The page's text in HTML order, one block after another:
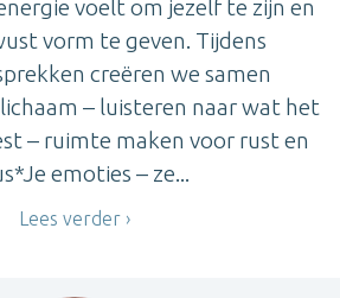
voelt om jezelf te zijn en
vorm te geven. Tijdens
creëren we samen
– luisteren naar wat het
– ruimte maken voor rust en
emoties – ze...
Lees verder